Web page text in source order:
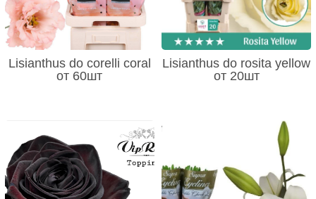
Lisianthus do corelli coral
от 60шт
Lisianthus do rosita yellow
от 20шт